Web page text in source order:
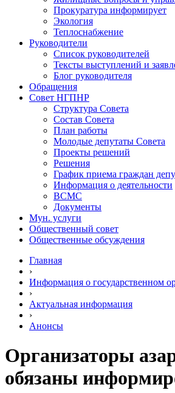
Прокуратура информирует
Экология
Теплоснабжение
Руководители
Список руководителей
Тексты выступлений и
Блог руководителя
Обращения
Совет НГПНР
Структура Совета
Состав Совета
План работы
Молодые депутаты Совета
Проекты решений
Решения
График приема граждан
Информация о деятельности
ВСМС
Документы
Мун. услуги
Общественный совет
Общественные обсуждения
Главная
›
Информация о государственном
›
Актуальная информация
›
Анонсы
Организаторы
обязаны